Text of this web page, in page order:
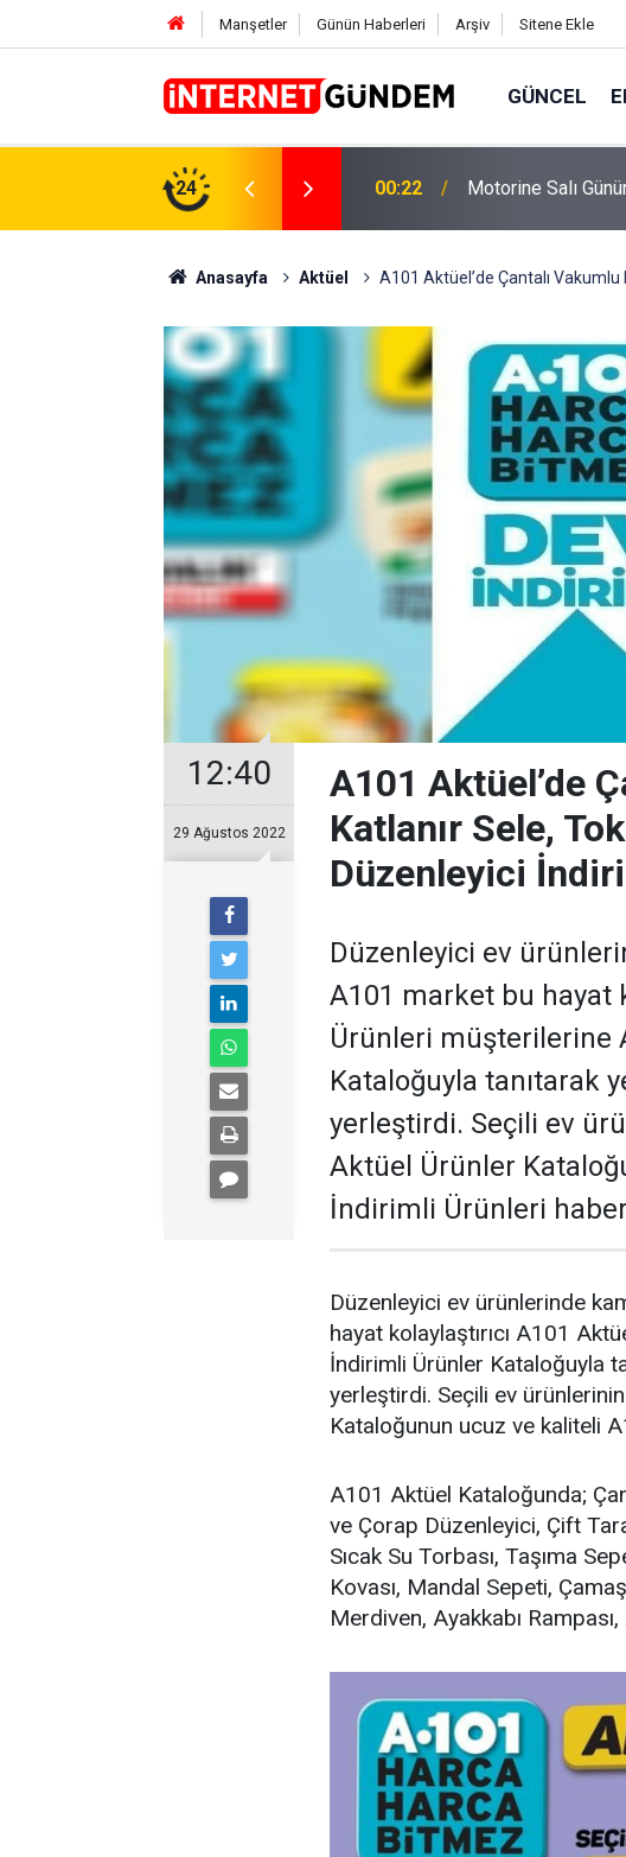
Manşetler Günün Haberleri Arşiv Sitene Ekle
GÜNCEL
24
TL Yükseliyor: İşte Yeni Fiyatlar.. 15:58
Neşet Ertaş’a
Sorusunun Cevabı
Anasayfa Aktüel A101 Aktüel’de Çantalı
12:40
29 Ağustos 2022
A101 Aktüel’de
Katlanır Sele,
Düzenleyici
Düzenleyici ev
A101 market bu hayat
Ürünleri müşterilerine
Kataloğuyla tanıtarak
yerleştirdi. Seçili ev
Aktüel Ürünler
İndirimli Ürünleri
Düzenleyici ev ürünlerinde
hayat kolaylaştırıcı A101
İndirimli Ürünler Kataloğuyla
yerleştirdi. Seçili ev
Kataloğunun ucuz ve kaliteli
A101 Aktüel Kataloğunda;
ve Çorap Düzenleyici, Çift
Sıcak Su Torbası, Taşıma
Kovası, Mandal Sepeti,
Merdiven, Ayakkabı